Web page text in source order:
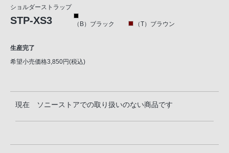
ショルダーストラップ
STP-XS3 （B）ブラック （T）ブラウン
生産完了
希望小売価格3,850円(税込)
現在 ソニーストアでの取り扱いのない商品です